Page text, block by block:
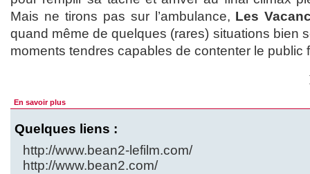
Mais ne tirons pas sur l’ambulance, Les
quand même de quelques (rares) situations bien
moments tendres capables de contenter le public
En savoir plus
Quelques liens :
http://www.bean2-lefilm.com/
http://www.bean2.com/